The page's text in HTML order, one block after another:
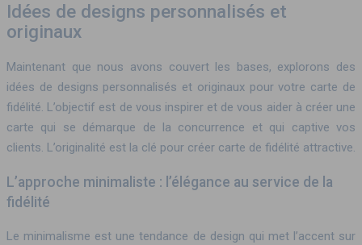
Idées de designs personnalisés et
originaux
Maintenant que nous avons couvert les bases, explorons des
idées de designs personnalisés et originaux pour votre carte de
fidélité. L’objectif est de vous inspirer et de vous aider à créer une
carte qui se démarque de la concurrence et qui captive vos
clients. L’originalité est la clé pour créer carte de fidélité attractive.
L’approche minimaliste : l’élégance au service de la
fidélité
Le minimalisme est une tendance de design qui met l’accent sur